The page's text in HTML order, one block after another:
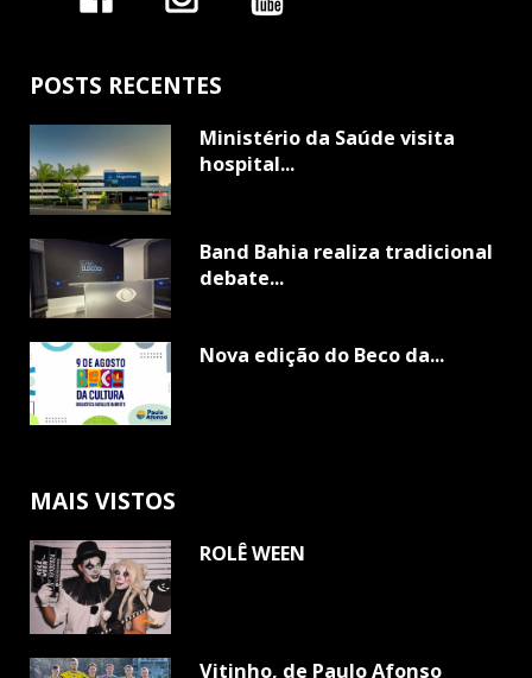
POSTS RECENTES
Ministério da Saúde visita
hospital...
Band Bahia realiza tradicional
debate...
Nova edição do Beco da...
MAIS VISTOS
ROLÊ WEEN
Vitinho, de Paulo Afonso